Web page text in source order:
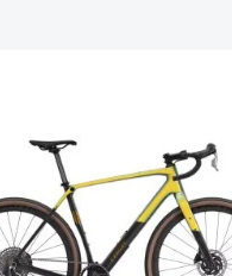
werden. Dank